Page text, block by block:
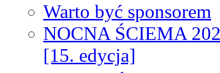
Warto być sponsorem
NOCNA ŚCIEMA
[15. edycja]